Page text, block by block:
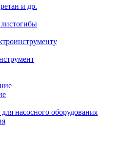
и др.
насосного оборудования